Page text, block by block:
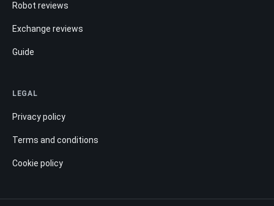
Robot reviews
Exchange reviews
Guide
LEGAL
Privacy policy
Terms and conditions
Cookie policy